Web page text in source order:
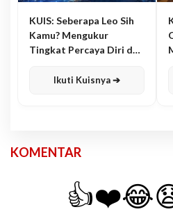
KUIS: Seberapa Leo Sih
Kamu? Mengukur
Tingkat Percaya Diri dan
Ikuti Kuisnya ➔
KOMENTAR
👍❤️😂